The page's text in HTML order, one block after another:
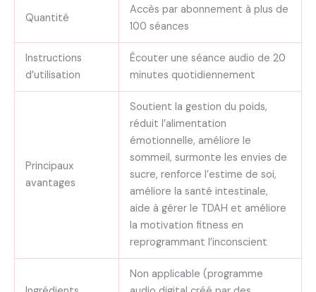
Quantité
Accès par abonnement à plus de
100 séances
Instructions
d’utilisation
Écouter une séance audio de 20
minutes quotidiennement
Principaux
avantages
Soutient la gestion du poids,
réduit l’alimentation
émotionnelle, améliore le
sommeil, surmonte les envies de
sucre, renforce l’estime de soi,
améliore la santé intestinale,
aide à gérer le TDAH et améliore
la motivation fitness en
reprogrammant l’inconscient
Non applicable (programme